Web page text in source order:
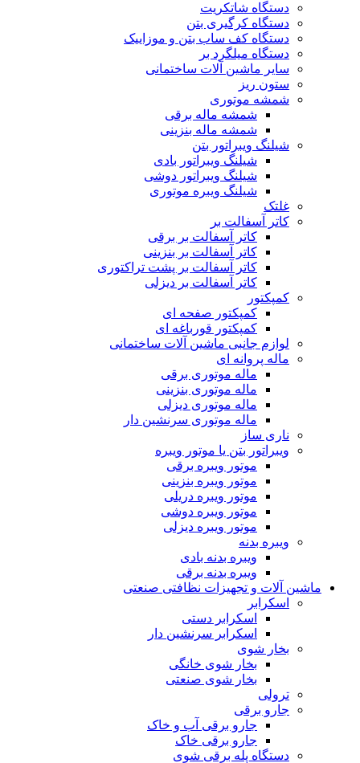
دستگاه شاتکریت
دستگاه کرگیری بتن
دستگاه کف ساب بتن و موزاییک
دستگاه میلگرد بر
سایر ماشین آلات ساختمانی
ستون ریز
شمشه موتوری
شمشه ماله برقی
شمشه ماله بنزینی
شیلنگ ویبراتور بتن
شیلنگ ویبراتور بادی
شیلنگ ویبراتور دوشی
شیلنگ ویبره موتوری
غلتک
کاتر آسفالت بر
کاتر آسفالت بر برقی
کاتر آسفالت بر بنزینی
کاتر آسفالت بر پشت تراکتوری
کاتر آسفالت بر دیزلی
کمپکتور
کمپکتور صفحه ای
کمپکتور قورباغه ای
لوازم جانبی ماشین آلات ساختمانی
ماله پروانه ای
ماله موتوری برقی
ماله موتوری بنزینی
ماله موتوری دیزلی
ماله موتوری سرنشین دار
ناری ساز
ویبراتور بتن یا موتور ویبره
موتور ویبره برقی
موتور ویبره بنزینی
موتور ویبره دریلی
موتور ویبره دوشی
موتور ویبره دیزلی
ویبره بدنه
ویبره بدنه بادی
ویبره بدنه برقی
ماشین آلات و تجهیزات نظافتی صنعتی
اسکرابر
اسکرابر دستی
اسکرابر سرنشین دار
بخار شوی
بخار شوی خانگی
بخار شوی صنعتی
ترولی
جارو برقی
جارو برقی آب و خاک
جارو برقی خاک
دستگاه پله برقی شوی